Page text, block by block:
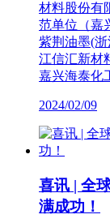
材料股份有
范单位（嘉
紫荆油墨(
江信汇新材
嘉兴海泰化
2024/02/09
喜讯 | 全
满成功！